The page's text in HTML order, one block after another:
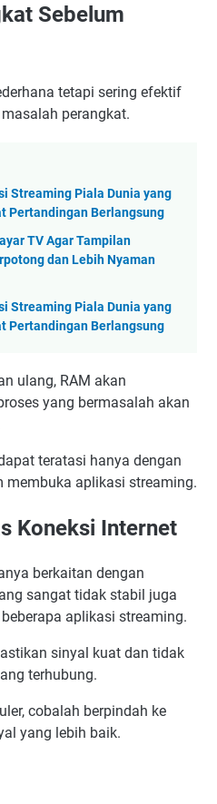
Sebelum
tetapi sering efektif
perangkat.
Streaming Piala Dunia yang
Pertandingan Berlangsung
TV Agar Tampilan
dan Lebih Nyaman
Streaming Piala Dunia yang
Pertandingan Berlangsung
ulang, RAM akan
yang bermasalah akan
teratasi hanya dengan
membuka aplikasi streaming.
Koneksi Internet
berkaitan dengan
sangat tidak stabil juga
aplikasi streaming.
sinyal kuat dan tidak
terhubung.
cobalah berpindah ke
yang lebih baik.